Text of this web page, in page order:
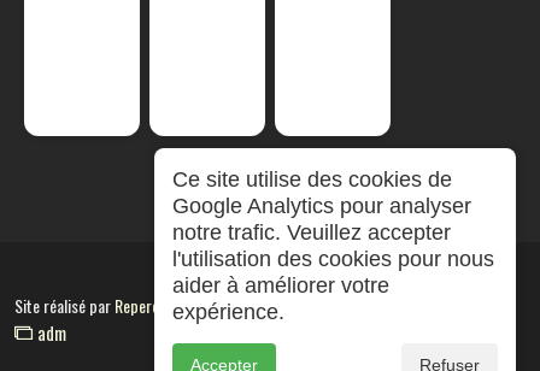
Site réalisé parRepereCom
adm
Ce site utilise des cookies de
Google Analytics pour analyser
notre trafic. Veuillez accepter
l'utilisation des cookies pour nous
aider à améliorer votre
expérience.
Accepter Refuser